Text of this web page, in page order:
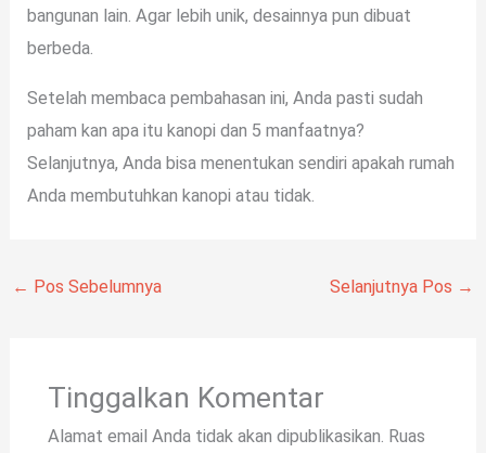
bangunan lain. Agar lebih unik, desainnya pun dibuat
berbeda.
Setelah membaca pembahasan ini, Anda pasti sudah
paham kan apa itu kanopi dan 5 manfaatnya?
Selanjutnya, Anda bisa menentukan sendiri apakah rumah
Anda membutuhkan kanopi atau tidak.
← Pos Sebelumnya Selanjutnya Pos →
Tinggalkan Komentar
Alamat email Anda tidak akan dipublikasikan. Ruas